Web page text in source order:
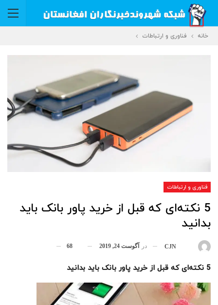
خانه فناوری و ارتباطات
فناوری و ارتباطات
5 نکته‌ای که قبل از خرید پاور بانک باید
بدانید
CJN در آگوست 24, 2019 68
5 نکته‌ای که قبل از خرید پاور بانک باید بدانید